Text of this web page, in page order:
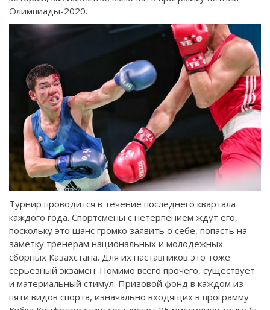
Олимпиады-2020.
Турнир проводится в течение последнего квартала
каждого года. Спортсмены с нетерпением ждут его,
поскольку это шанс громко заявить о себе, попасть на
заметку тренерам национальных и молодежных
сборных Казахстана. Для их наставников это тоже
серьезный экзамен. Помимо всего прочего, существует
и материальный стимул. Призовой фонд в каждом из
пяти видов спорта, изначально входящих в программу